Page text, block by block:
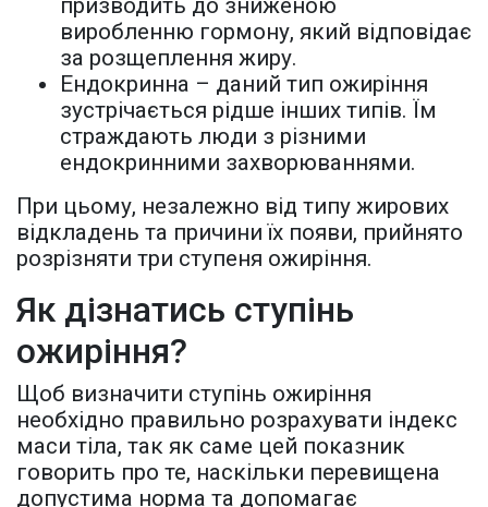
призводить до зниженою
виробленню гормону, який відповідає
за розщеплення жиру.
Ендокринна – даний тип ожиріння
зустрічається рідше інших типів. Їм
страждають люди з різними
ендокринними захворюваннями.
При цьому, незалежно від типу жирових
відкладень та причини їх появи, прийнято
розрізняти три ступеня ожиріння.
Як дізнатись ступінь
ожиріння?
Щоб визначити ступінь ожиріння
необхідно правильно розрахувати індекс
маси тіла, так як саме цей показник
говорить про те, наскільки перевищена
допустима норма та допомагає